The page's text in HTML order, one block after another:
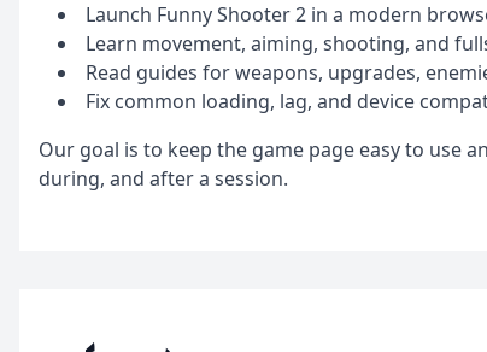
Launch Funny Shooter 2 in a modern
Learn movement, aiming, shooting, and
Read guides for weapons, upgrades,
Fix common loading, lag, and device
Our goal is to keep the game page easy to use
during, and after a session.